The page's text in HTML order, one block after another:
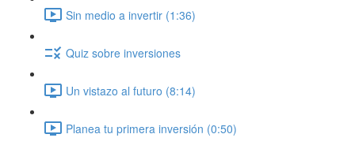
Sin medio a invertir (1:36)
Quiz sobre inversiones
Un vistazo al futuro (8:14)
Planea tu primera inversión (0:50)